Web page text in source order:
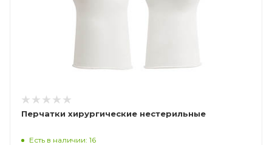
Перчатки хирургические нестерильные
Есть в наличии: 16